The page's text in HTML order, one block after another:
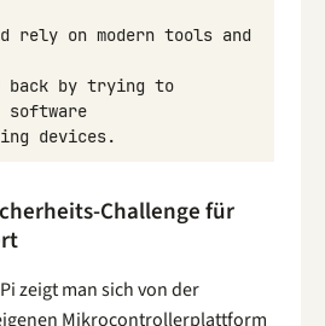
rely on modern tools and
back by trying to
software
devices.
Challenge für
zeigt man sich von der
Mikrocontrollerplattform